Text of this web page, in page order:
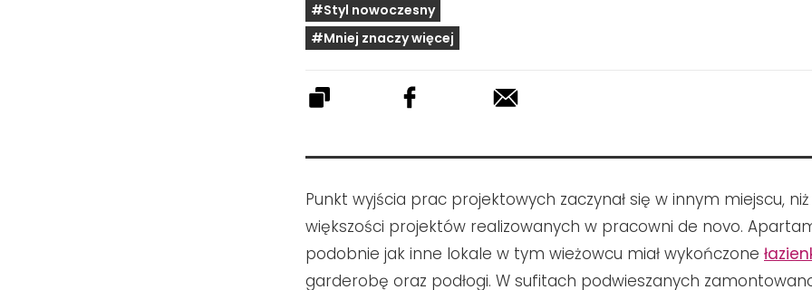
Punkt wyjścia prac projektowych zaczynał się w innym miejscu,
większości projektów realizowanych w pracowni de novo.
podobnie jak inne lokale w tym wieżowcu miał wykończone
garderobę oraz podłogi. W sufitach podwieszanych
#Styl nowoczesny
#Mniej znaczy więcej